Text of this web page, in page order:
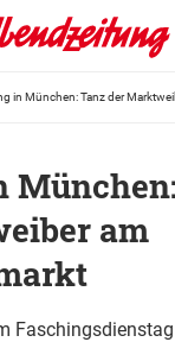
in München: Tanz der
am